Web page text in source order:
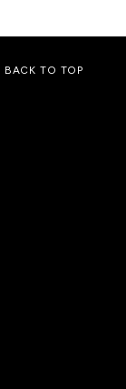
BACK TO TOP